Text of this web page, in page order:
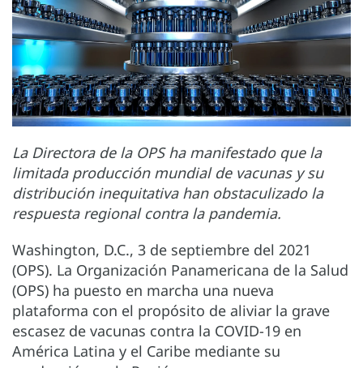
La Directora de la OPS ha manifestado que la
limitada producción mundial de vacunas y su
distribución inequitativa han obstaculizado la
respuesta regional contra la pandemia.
Washington, D.C., 3 de septiembre del 2021
(OPS). La Organización Panamericana de la Salud
(OPS) ha puesto en marcha una nueva
plataforma con el propósito de aliviar la grave
escasez de vacunas contra la COVID-19 en
América Latina y el Caribe mediante su